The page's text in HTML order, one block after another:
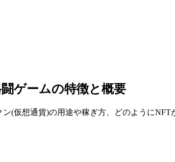
ゲームの特徴と概要
(仮想通貨)の用途や稼ぎ方、どのように